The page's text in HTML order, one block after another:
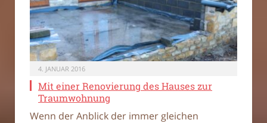
4. JANUAR 2016
Mit einer Renovierung des Hauses zur
Traumwohnung
Wenn der Anblick der immer gleichen